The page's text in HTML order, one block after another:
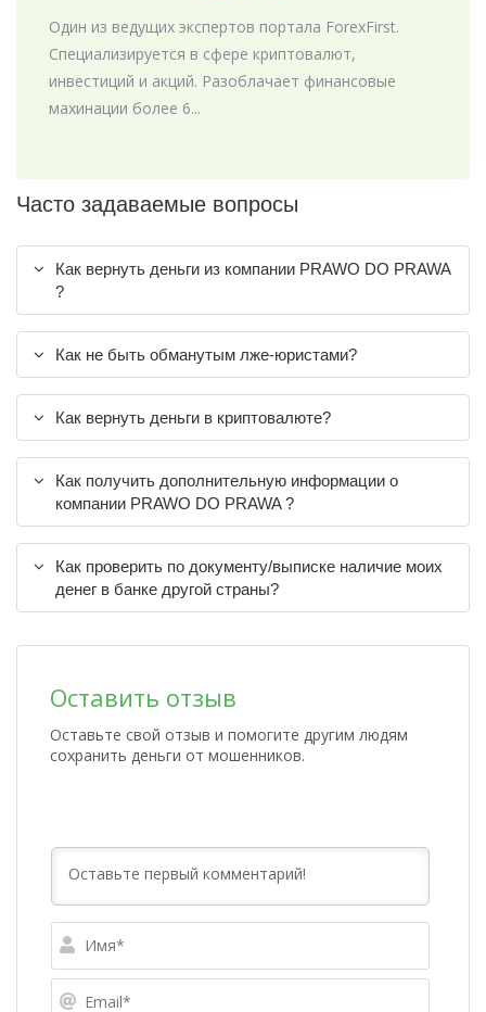
Один из ведущих экспертов портала ForexFirst.
Специализируется в сфере криптовалют,
инвестиций и акций. Разоблачает финансовые
махинации более 6...
Часто задаваемые вопросы
Как вернуть деньги из компании PRAWO DO PRAWA
?
Как не быть обманутым лже-юристами?
Как вернуть деньги в криптовалюте?
Как получить дополнительную информации о
компании PRAWO DO PRAWA ?
Как проверить по документу/выписке наличие моих
денег в банке другой страны?
Оставить отзыв
Оставьте свой отзыв и помогите другим людям
сохранить деньги от мошенников.